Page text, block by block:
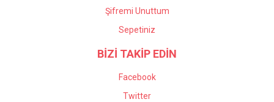
Şifremi Unuttum
Sepetiniz
BİZİ TAKİP EDİN
Facebook
Twitter